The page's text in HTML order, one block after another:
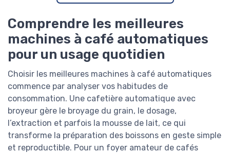
Comprendre les meilleures
machines à café automatiques
pour un usage quotidien
Choisir les meilleures machines à café automatiques
commence par analyser vos habitudes de
consommation. Une cafetière automatique avec
broyeur gère le broyage du grain, le dosage,
l’extraction et parfois la mousse de lait, ce qui
transforme la préparation des boissons en geste simple
et reproductible. Pour un foyer amateur de cafés